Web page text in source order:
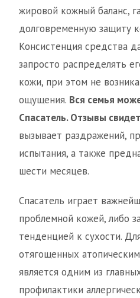
жировой кожный баланс,
долговременную защиту
Консистенция средства
запросто распределять
кожи, при этом не
ощущения. Вся семья
Спасатель. Отзывы
вызывает раздражений,
испытания, а также
шести месяцев.
Спасатель играет
проблемной кожей, либо
тенденцией к сухости.
отягощенных
является одним из
профилактики